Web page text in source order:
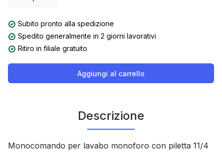
Subito pronto alla spedizione
Spedito generalmente in 2 giorni lavorativi
Ritiro in filiale gratuito
Aggiungi al carrello
Descrizione
Monocomando per lavabo monoforo con piletta 11/4